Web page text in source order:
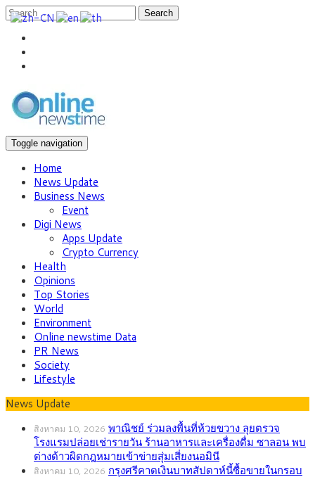
Search
Toggle navigation
Home
News Update
Business News
Event
Digi News
Apps Update
Crypto Currency
Health
Opinions
Top Stories
World
Environment
Online newstime Data
PR News
Society
Lifestyle
News Update
สิงหาคม 10, 2026 พาณิชย์ ร่วมลงพื้นที่ห้วยขวาง ลุยตรวจ
โรงแรมปล่อยเช่ารายวัน ร้านอาหารและเครื่องดื่ม ซาลอน พบ
ต่างด้าวผิดกฎหมายเข้าข่ายสุ่มเสี่ยงนอมินี
สิงหาคม 10, 2026 กรุงศรีคาดเงินบาทสัปดาห์นี้ซื้อขายในกรอบ